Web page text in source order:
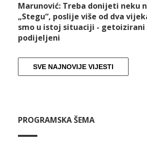
Marunović: Treba donijeti neku
„Stegu“, poslije više od dva
smo u istoj situaciji - getoizirani
podijeljeni
SVE NAJNOVIJE VIJESTI
PROGRAMSKA ŠEMA